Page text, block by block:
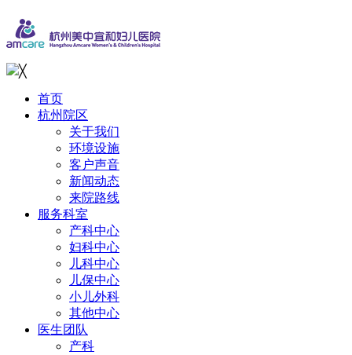
╳
首页
杭州院区
关于我们
环境设施
客户声音
新闻动态
来院路线
服务科室
产科中心
妇科中心
儿科中心
儿保中心
小儿外科
其他中心
医生团队
产科